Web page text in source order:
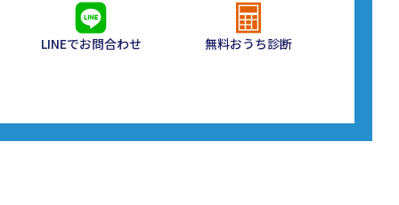
LINEでお問合わせ 無料おうち診断